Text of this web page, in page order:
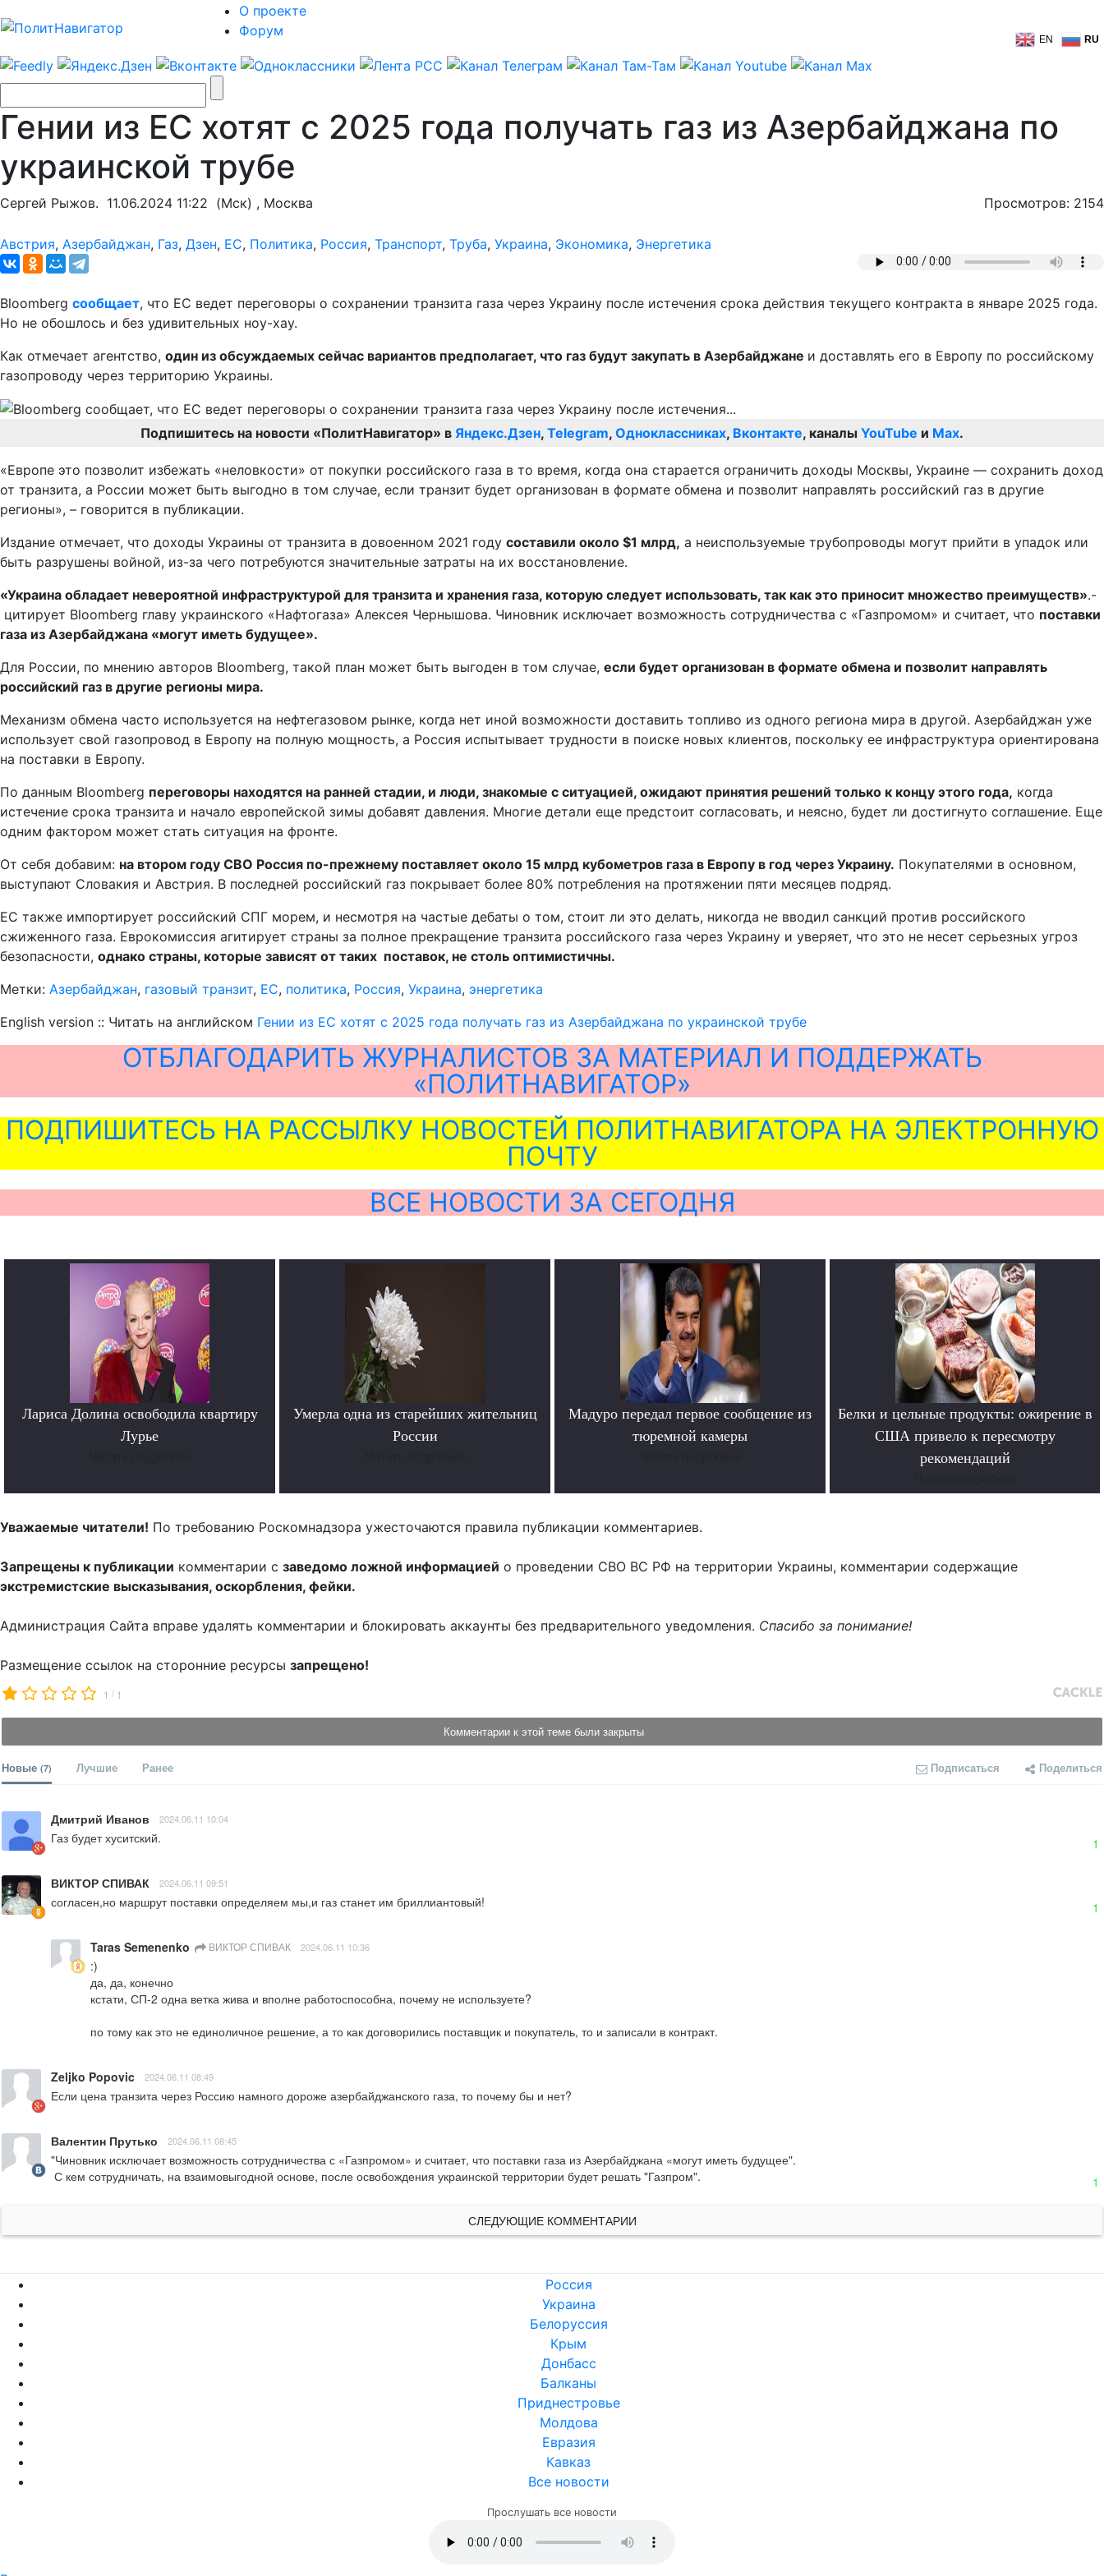
О проекте
Форум
EN RU
Гении из ЕС хотят с 2025 года получать газ из Азербайджана по
украинской трубе
Сергей Рыжов. 11.06.2024 11:22 (Мск) , Москва Просмотров: 2154
Австрия, Азербайджан, Газ, Дзен, ЕС, Политика, Россия, Транспорт, Труба, Украина, Экономика, Энергетика
Bloomberg сообщает, что ЕС ведет переговоры о сохранении транзита газа через Украину после истечения срока действия текущего контракта в январе 2025 года.
Но не обошлось и без удивительных ноу-хау.
Как отмечает агентство, один из обсуждаемых сейчас вариантов предполагает, что газ будут закупать в Азербайджане и доставлять его в Европу по российскому
газопроводу через территорию Украины.
Подпишитесь на новости «ПолитНавигатор» в Яндекс.Дзен, Telegram, Одноклассниках, Вконтакте, каналы YouTube и Max.
«Европе это позволит избежать «неловкости» от покупки российского газа в то время, когда она старается ограничить доходы Москвы, Украине — сохранить доход
от транзита, а России может быть выгодно в том случае, если транзит будет организован в формате обмена и позволит направлять российский газ в другие
регионы», – говорится в публикации.
Издание отмечает, что доходы Украины от транзита в довоенном 2021 году составили около $1 млрд, а неиспользуемые трубопроводы могут прийти в упадок или
быть разрушены войной, из-за чего потребуются значительные затраты на их восстановление.
«Украина обладает невероятной инфраструктурой для транзита и хранения газа, которую следует использовать, так как это приносит множество преимуществ».-
цитирует Bloomberg главу украинского «Нафтогаза» Алексея Чернышова. Чиновник исключает возможность сотрудничества с «Газпромом» и считает, что поставки
газа из Азербайджана «могут иметь будущее».
Для России, по мнению авторов Bloomberg, такой план может быть выгоден в том случае, если будет организован в формате обмена и позволит направлять
российский газ в другие регионы мира.
Механизм обмена часто используется на нефтегазовом рынке, когда нет иной возможности доставить топливо из одного региона мира в другой. Азербайджан уже
использует свой газопровод в Европу на полную мощность, а Россия испытывает трудности в поиске новых клиентов, поскольку ее инфраструктура ориентирована
на поставки в Европу.
По данным Bloomberg переговоры находятся на ранней стадии, и люди, знакомые с ситуацией, ожидают принятия решений только к концу этого года, когда
истечение срока транзита и начало европейской зимы добавят давления. Многие детали еще предстоит согласовать, и неясно, будет ли достигнуто соглашение. Еще
одним фактором может стать ситуация на фронте.
От себя добавим: на втором году СВО Россия по-прежнему поставляет около 15 млрд кубометров газа в Европу в год через Украину. Покупателями в основном,
выступают Словакия и Австрия. В последней российский газ покрывает более 80% потребления на протяжении пяти месяцев подряд.
ЕС также импортирует российский СПГ морем, и несмотря на частые дебаты о том, стоит ли это делать, никогда не вводил санкций против российского
сжиженного газа. Еврокомиссия агитирует страны за полное прекращение транзита российского газа через Украину и уверяет, что это не несет серьезных угроз
безопасности, однако страны, которые зависят от таких поставок, не столь оптимистичны.
Метки: Азербайджан, газовый транзит, ЕС, политика, Россия, Украина, энергетика
English version :: Читать на английском Гении из ЕС хотят с 2025 года получать газ из Азербайджана по украинской трубе
ОТБЛАГОДАРИТЬ ЖУРНАЛИСТОВ ЗА МАТЕРИАЛ И ПОДДЕРЖАТЬ
«ПОЛИТНАВИГАТОР»
ПОДПИШИТЕСЬ НА РАССЫЛКУ НОВОСТЕЙ ПОЛИТНАВИГАТОРА НА ЭЛЕКТРОННУЮ
ПОЧТУ
ВСЕ НОВОСТИ ЗА СЕГОДНЯ
Лариса Долина освободила квартиру
Лурье
Умерла одна из старейших жительниц
России
Мадуро передал первое сообщение из
тюремной камеры
Белки и цельные продукты: ожирение в
США привело к пересмотру
рекомендаций
Уважаемые читатели! По требованию Роскомнадзора ужесточаются правила публикации комментариев.
Запрещены к публикации комментарии с заведомо ложной информацией о проведении СВО ВС РФ на территории Украины, комментарии содержащие
экстремистские высказывания, оскорбления, фейки.
Администрация Сайта вправе удалять комментарии и блокировать аккаунты без предварительного уведомления. Спасибо за понимание!
Размещение ссылок на сторонние ресурсы запрещено!
1 / 1
Комментарии к этой теме были закрыты
Новые (7) Лучшие Ранее Подписаться Поделиться
Дмитрий Иванов 2024.06.11 10:04
Газ будет хуситский. 1
ВИКТОР СПИВАК 2024.06.11 09:51
согласен,но маршрут поставки определяем мы,и газ станет им бриллиантовый! 1
Taras Semenenko ВИКТОР СПИВАК 2024.06.11 10:36
:)
да, да, конечно
кстати, СП-2 одна ветка жива и вполне работоспособна, почему не используете?
по тому как это не единоличное решение, а то как договорились поставщик и покупатель, то и записали в контракт.
Zeljko Popovic 2024.06.11 08:49
Если цена транзита через Россию намного дороже азербайджанского газа, то почему бы и нет?
Валентин Прутько 2024.06.11 08:45
"Чиновник исключает возможность сотрудничества с «Газпромом» и считает, что поставки газа из Азербайджана «могут иметь будущее".
С кем сотрудничать, на взаимовыгодной основе, после освобождения украинской территории будет решать "Газпром".
1
СЛЕДУЮЩИЕ КОММЕНТАРИИ
Россия
Украина
Белоруссия
Крым
Донбасс
Балканы
Приднестровье
Молдова
Евразия
Кавказ
Все новости
Прослушать все новости